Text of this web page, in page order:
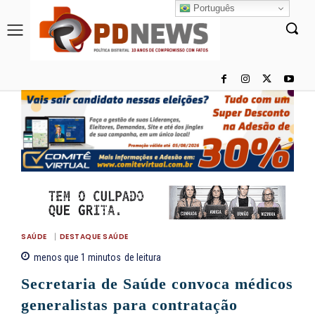
SAÚDE DESTAQUE SAÚDE
menos que 1 minutos de leitura
Secretaria de Saúde convoca médicos
generalistas para contratação
Português